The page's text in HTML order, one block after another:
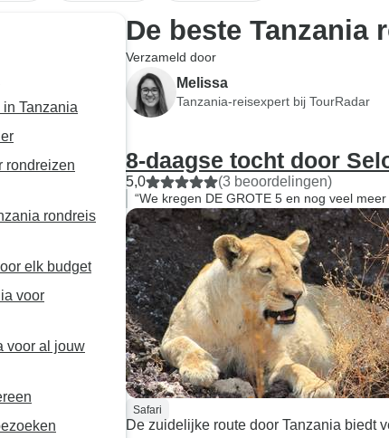
Tanzania
rondreizen
rondreis
elk budget
voor
voor al jouw
De beste Tanzania
Verzameld door
Melissa
Tanzania-reisexpert bij TourRadar
8-daagse tocht door
5,0 (3 beoordelingen)
“We kregen DE GROTE 5 en nog veel
Safari
De zuidelijke route door Tanzania biedt